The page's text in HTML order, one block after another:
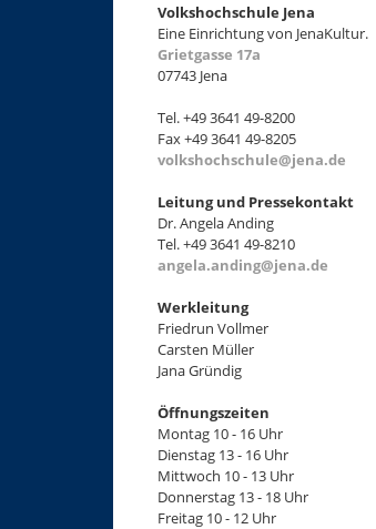
Volkshochschule Jena
Eine Einrichtung von JenaKultur.
Grietgasse 17a
07743 Jena
Tel. +49 3641 49-8200
Fax +49 3641 49-8205
volkshochschule@jena.de
Leitung und Pressekontakt
Dr. Angela Anding
Tel. +49 3641 49-8210
angela.anding@jena.de
Werkleitung
Friedrun Vollmer
Carsten Müller
Jana Gründig
Öffnungszeiten
Montag 10 - 16 Uhr
Dienstag 13 - 16 Uhr
Mittwoch 10 - 13 Uhr
Donnerstag 13 - 18 Uhr
Freitag 10 - 12 Uhr